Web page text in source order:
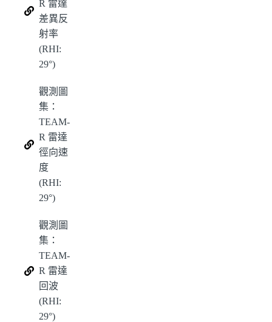
R 雷達
差異反
射率
(RHI:
29°)
觀測圖
集：
TEAM-
R 雷達
徑向速
度
(RHI:
29°)
觀測圖
集：
TEAM-
R 雷達
回波
(RHI:
29°)